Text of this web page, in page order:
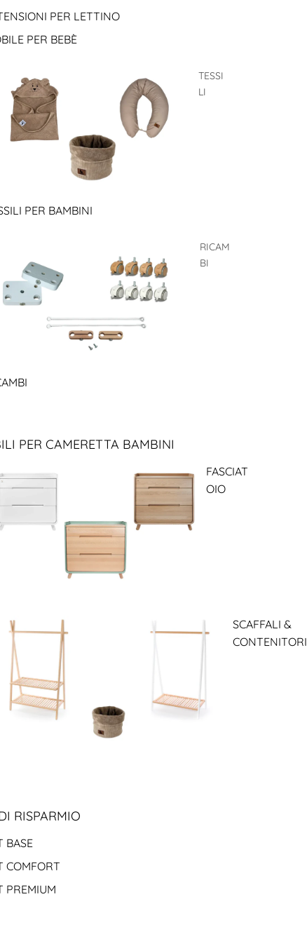
PER LETTINO
PER BEBÈ
TESSI
LI
PER BAMBINI
RICAM
BI
PER CAMERETTA BAMBINI
FASCIAT
OIO
SCAFFALI &
CONTENITORI
RISPARMIO
BASE
COMFORT
PREMIUM